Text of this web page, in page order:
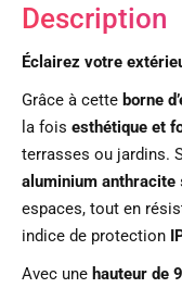
Description
Éclairez votre
Grâce à cette borne
la fois esthétique et
terrasses ou jardins.
aluminium anthracite
espaces, tout en
indice de protection
Avec une hauteur de